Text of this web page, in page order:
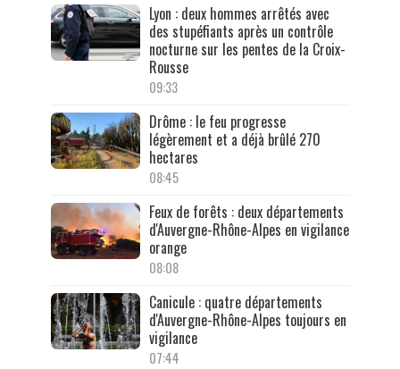
Lyon : deux hommes arrêtés avec
des stupéfiants après un contrôle
nocturne sur les pentes de la Croix-
Rousse
09:33
Drôme : le feu progresse
légèrement et a déjà brûlé 270
hectares
08:45
Feux de forêts : deux départements
d'Auvergne-Rhône-Alpes en vigilance
orange
08:08
Canicule : quatre départements
d'Auvergne-Rhône-Alpes toujours en
vigilance
07:44